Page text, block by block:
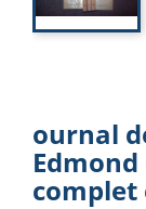
ournal
complet